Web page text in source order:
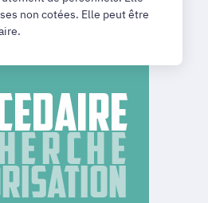
non cotées. Elle peut être